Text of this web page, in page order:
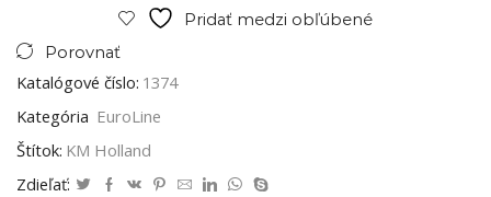
Pridať medzi obľúbené
Porovnať
Katalógové číslo: 1374
Kategória EuroLine
Štítok: KM Holland
Zdieľať: